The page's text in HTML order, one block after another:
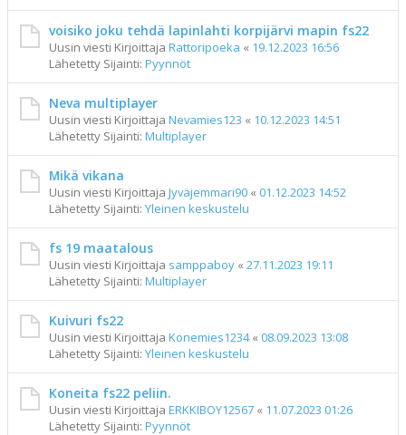
voisiko joku tehdä lapinlahti korpijärvi mapin fs22
Uusin viesti Kirjoittaja Rattoripoeka « 19.12.2023 16:56
Lähetetty Sijainti: Pyynnöt
Neva multiplayer
Uusin viesti Kirjoittaja Nevamies123 « 10.12.2023 14:51
Lähetetty Sijainti: Multiplayer
Mikä vikana
Uusin viesti Kirjoittaja Jyväjemmari90 « 01.12.2023 14:52
Lähetetty Sijainti: Yleinen keskustelu
fs 19 maatalous
Uusin viesti Kirjoittaja samppaboy « 27.11.2023 19:11
Lähetetty Sijainti: Multiplayer
Kuivuri fs22
Uusin viesti Kirjoittaja Konemies1234« 08.09.2023 13:08
Lähetetty Sijainti: Yleinen keskustelu
Koneita fs22 peliin.
Uusin viesti Kirjoittaja ERKKIBOY12567 « 11.07.2023 01:26
Lähetetty Sijainti: Pyynnöt